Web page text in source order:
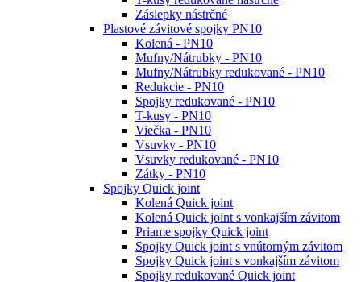
Záslepky nástrčné
Plastové závitové spojky PN10
Kolená - PN10
Mufny/Nátrubky - PN10
Mufny/Nátrubky redukované - PN10
Redukcie - PN10
Spojky redukované - PN10
T-kusy - PN10
Viečka - PN10
Vsuvky - PN10
Vsuvky redukované - PN10
Zátky - PN10
Spojky Quick joint
Kolená Quick joint
Kolená Quick joint s vonkajším závitom
Priame spojky Quick joint
Spojky Quick joint s vnútorným závitom
Spojky Quick joint s vonkajším závitom
Spojky redukované Quick joint